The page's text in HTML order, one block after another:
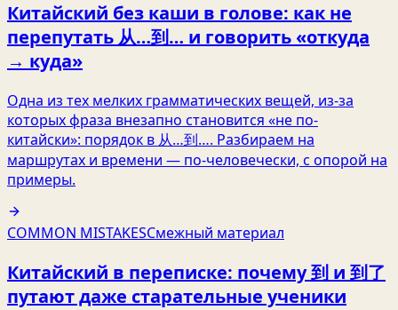
Китайский без каши в голове: как не
перепутать 从…到… и говорить «откуда
→ куда»
Одна из тех мелких грамматических вещей, из‑за
которых фраза внезапно становится «не по-
китайски»: порядок в 从…到…. Разбираем на
маршрутах и времени — по-человечески, с опорой на
примеры.
COMMON MISTAKESСмежный материал
Китайский в переписке: почему 到 и 到了
путают даже старательные ученики